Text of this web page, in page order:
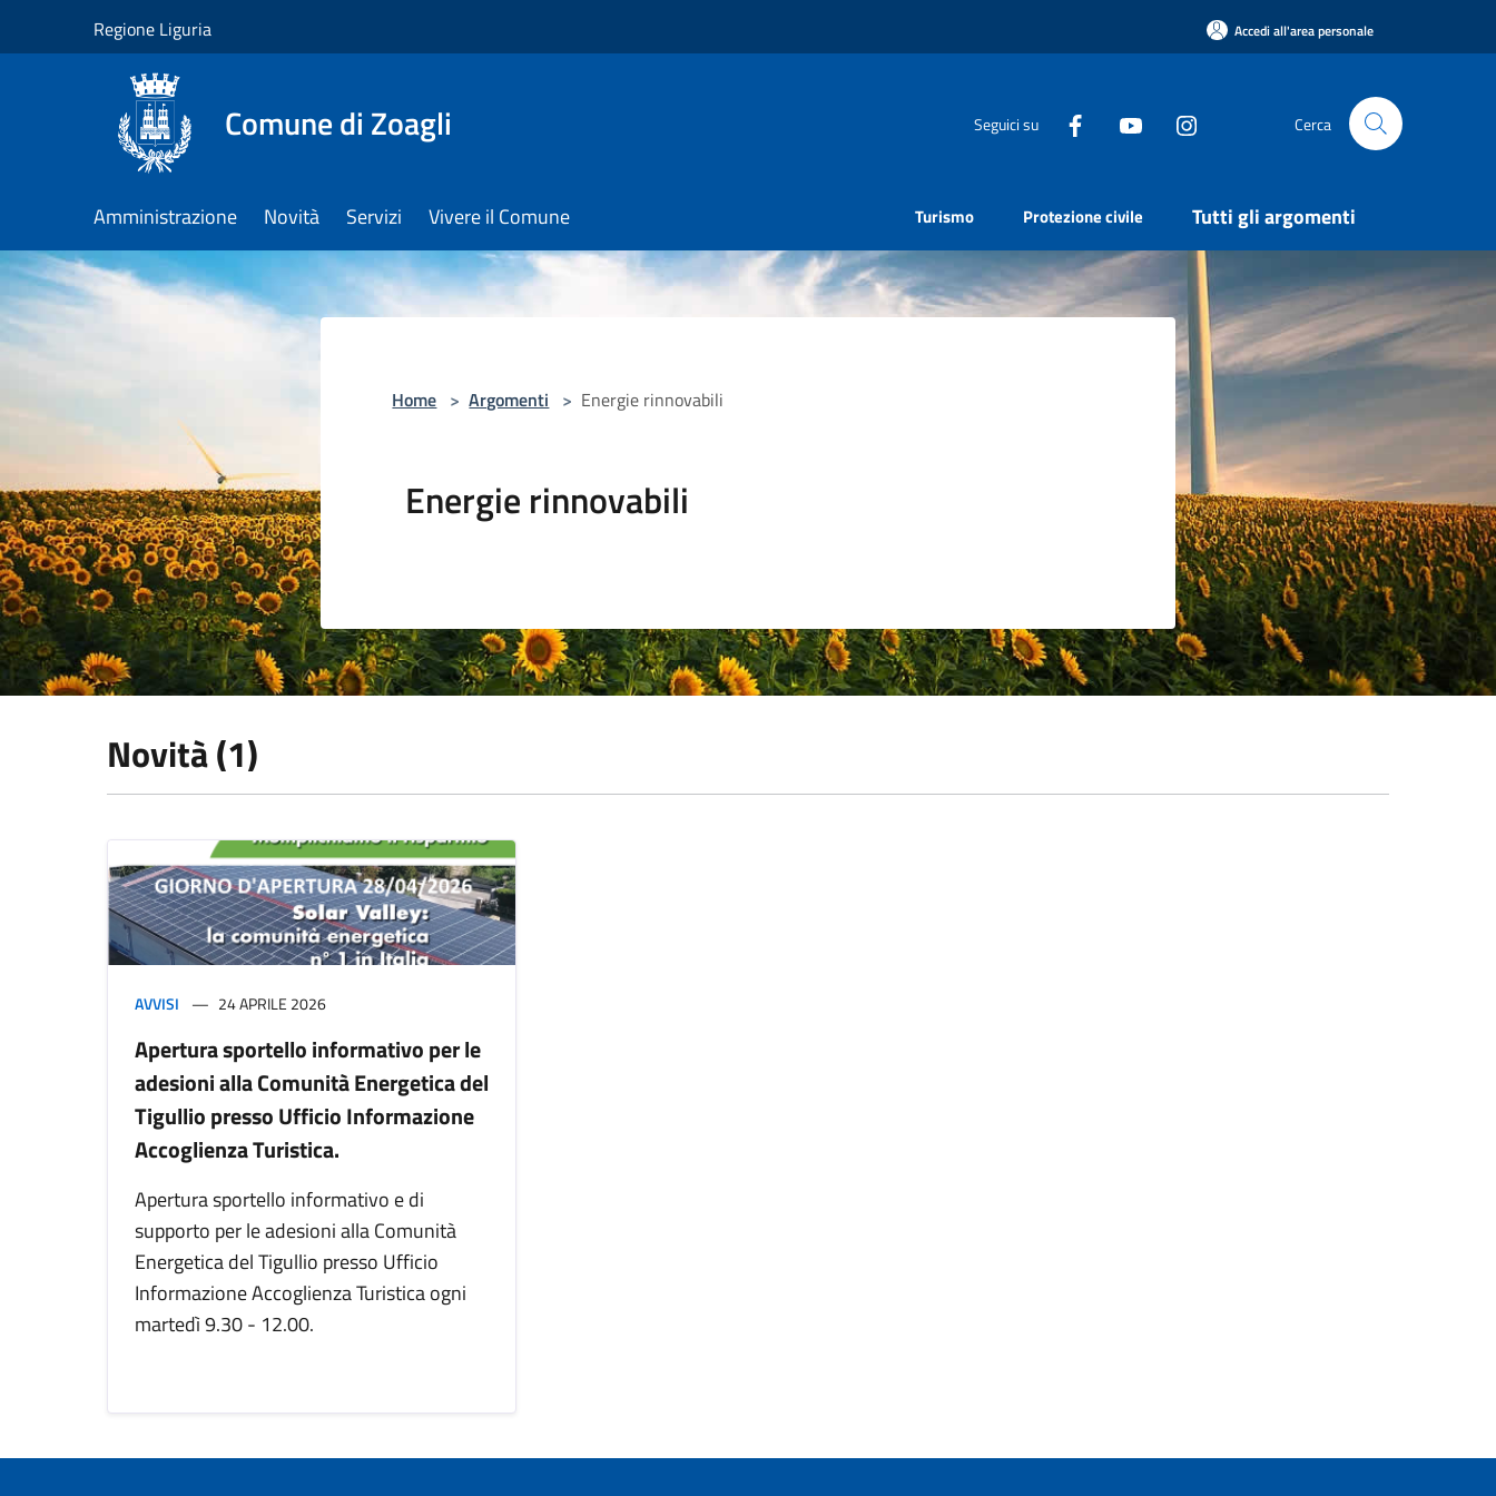
Regione Liguria Accedi all'area personale
Comune di Zoagli Seguici su Cerca
Amministrazione Novità Servizi Vivere il Comune Turismo Protezione civile Tutti gli argomenti
Home > Argomenti > Energie rinnovabili
Energie rinnovabili
Novità (1)
AVVISI 24 APRILE 2026
Apertura sportello informativo per le
adesioni alla Comunità Energetica del
Tigullio presso Ufficio Informazione
Accoglienza Turistica.
Apertura sportello informativo e di
supporto per le adesioni alla Comunità
Energetica del Tigullio presso Ufficio
Informazione Accoglienza Turistica ogni
martedì 9.30 - 12.00.